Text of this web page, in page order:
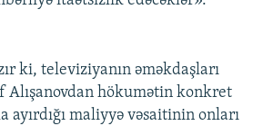
ki, televiziyanın əməkdaşları
Alışanovdan hökumətin konkret
ayırdığı maliyyə vəsaitinin onları